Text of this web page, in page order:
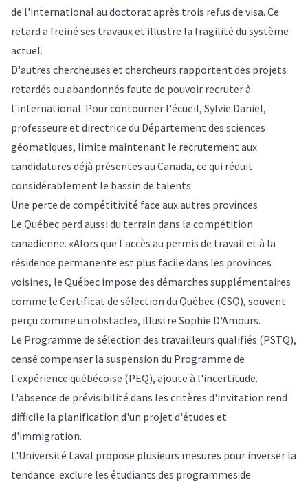
de l'international au doctorat après trois refus de visa. Ce
retard a freiné ses travaux et illustre la fragilité du système
actuel.
D'autres chercheuses et chercheurs rapportent des projets
retardés ou abandonnés faute de pouvoir recruter à
l'international. Pour contourner l'écueil, Sylvie Daniel,
professeure et directrice du Département des sciences
géomatiques, limite maintenant le recrutement aux
candidatures déjà présentes au Canada, ce qui réduit
considérablement le bassin de talents.
Une perte de compétitivité face aux autres provinces
Le Québec perd aussi du terrain dans la compétition
canadienne. «Alors que l'accès au permis de travail et à la
résidence permanente est plus facile dans les provinces
voisines, le Québec impose des démarches supplémentaires
comme le Certificat de sélection du Québec (CSQ), souvent
perçu comme un obstacle», illustre Sophie D'Amours.
Le Programme de sélection des travailleurs qualifiés (PSTQ),
censé compenser la suspension du Programme de
l'expérience québécoise (PEQ), ajoute à l'incertitude.
L'absence de prévisibilité dans les critères d'invitation rend
difficile la planification d'un projet d'études et
d'immigration.
L'Université Laval propose plusieurs mesures pour inverser la
tendance: exclure les étudiants des programmes de